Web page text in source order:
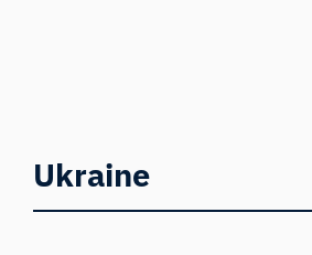
Ukraine